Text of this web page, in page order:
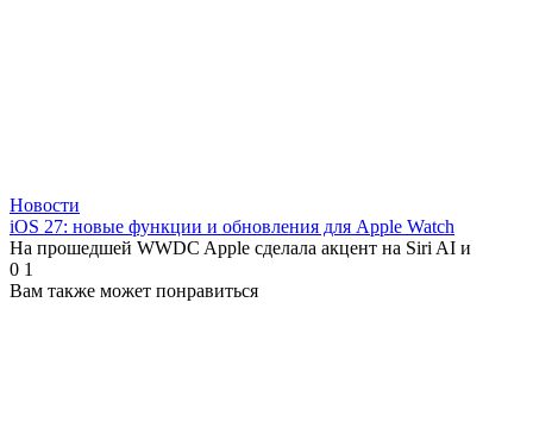
Новости
iOS 27: новые функции и обновления для Apple Watch
На прошедшей WWDC Apple сделала акцент на Siri AI и
0 1
Вам также может понравиться